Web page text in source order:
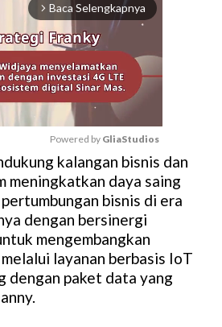
arrow_forward_ios Baca Selengkapnya
M
u
t
e
Powered by GliaStudios
kalangan bisnis dan
meningkatkan daya saing
bisnis di era
dengan bersinergi
mengembangkan
layanan berbasis IoT
dengan paket data yang